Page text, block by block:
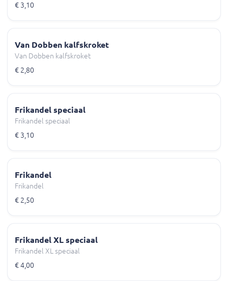
€ 3,10
Van Dobben kalfskroket
Van Dobben kalfskroket
€ 2,80
Frikandel speciaal
Frikandel speciaal
€ 3,10
Frikandel
Frikandel
€ 2,50
Frikandel XL speciaal
Frikandel XL speciaal
€ 4,00